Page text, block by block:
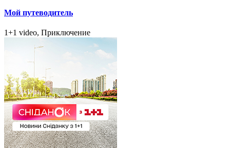
Мой путеводитель
1+1 video, Приключение